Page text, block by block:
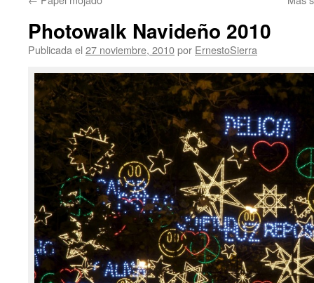
Photowalk Navideño 2010
Publicada el 27 noviembre, 2010por ErnestoSierra